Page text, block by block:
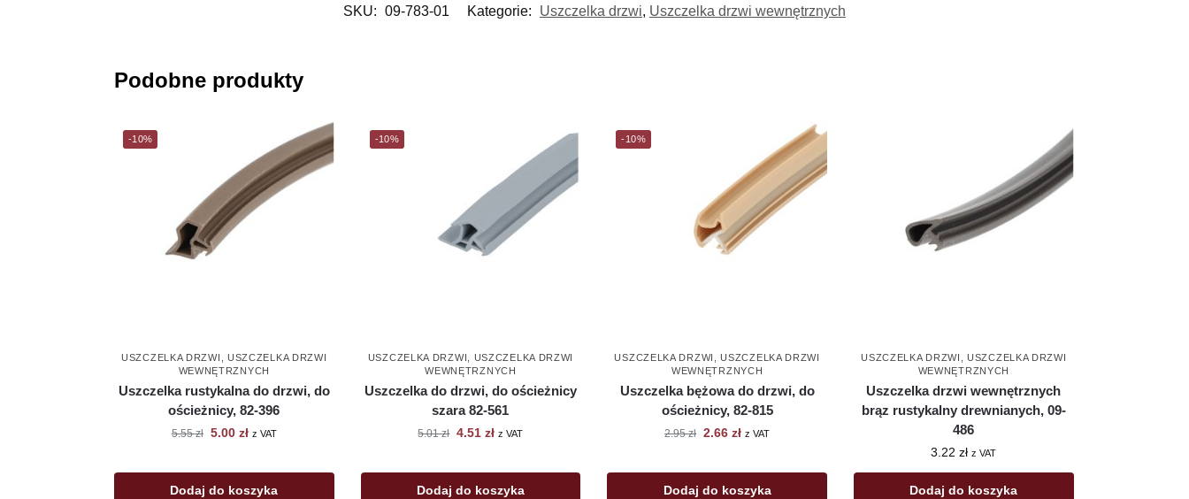
SKU: 09-783-01 Kategorie: Uszczelka drzwi, Uszczelka drzwi wewnętrznych
Podobne produkty
-10%
USZCZELKA DRZWI
USZCZELKA DRZWI
WEWNĘTRZNYCH
Uszczelka rustykalna do drzwi, do
ościeżnicy, 82-396
5.55zł 5.00 zł z VAT
Dodaj do koszyka
-10%
USZCZELKA DRZWI
USZCZELKA DRZWI
WEWNĘTRZNYCH
Uszczelka do drzwi, do ościeżnicy
szara 82-561
5.01zł 4.51zł z VAT
Dodaj do koszyka
-10%
USZCZELKA DRZWI ,USZCZELKA DRZWI
WEWNĘTRZNYCH
Uszczelka bężowa do drzwi, do
ościeżnicy, 82-815
2.95zł 2.66zł z VAT
Dodaj do koszyka
USZCZELKA DRZWI ,USZCZELKA DRZWI
WEWNĘTRZNYCH
Uszczelka drzwi wewnętrznych
brąz rustykalny drewnianych, 09-
486
3.22zł z VAT
Dodaj do koszyka